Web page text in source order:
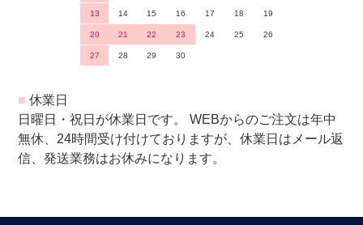
13 14 15 16 17 18 19
20 21 22 23 24 25 26
27 28 29 30
■ 休業日
日曜日・祝日が休業日です。 WEBからのご注文は年中
無休、24時間受け付けておりますが、休業日はメール返
信、発送業務はお休みになります。